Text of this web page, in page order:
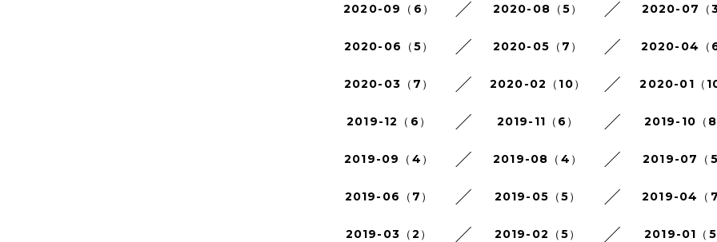
2020-09（6） 2020-08（5） 2020-07（3
2020-06（5） 2020-05（7） 2020-04（6
2020-03（7） 2020-02（10） 2020-01（10
2019-12（6） 2019-11（6） 2019-10（8
2019-09（4） 2019-08（4） 2019-07（5
2019-06（7） 2019-05（5） 2019-04（7
2019-03（2） 2019-02（5） 2019-01（5